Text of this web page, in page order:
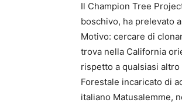
Il Champion Tree
boschivo, ha prelevato
Motivo: cercare di
trova nella California
rispetto a qualsiasi
Forestale incaricato di
italiano Matusalemme,